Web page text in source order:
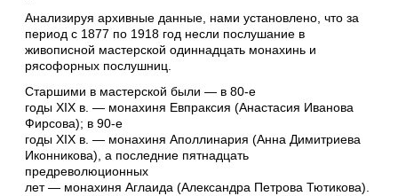
Анализируя архивные данные, нами установлено, что за
период с 1877 по 1918 год несли послушание в
живописной мастерской одиннадцать монахинь и
рясофорных послушниц.
Старшими в мастерской были — в 80-е
годы XIX в. — монахиня Евпраксия (Анастасия Иванова
Фирсова); в 90-е
годы XIX в. — монахиня Аполлинария (Анна Димитриева
Иконникова), а последние пятнадцать
предреволюционных
лет — монахиня Аглаида (Александра Петрова Тютикова).